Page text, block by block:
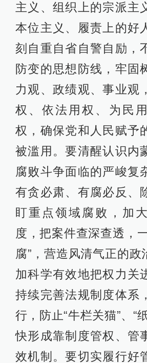
主义、组织上的宗派主
本位主义、履责上的好
刻自重自省自警自励，
防变的思想防线，牢固
力观、政绩观、事业观
权、依法用权、为民
权，确保党和人民赋予
被滥用。要清醒认识内
腐败斗争面临的严峻复
有贪必肃、有腐必反、
盯重点领域腐败，加
度，把案件查深查透，
腐”，营造风清气正的政
加科学有效地把权力关
持续完善法规制度体系
行，防止“牛栏关猫”、“
快形成靠制度管权、管
效机制。要切实履行好